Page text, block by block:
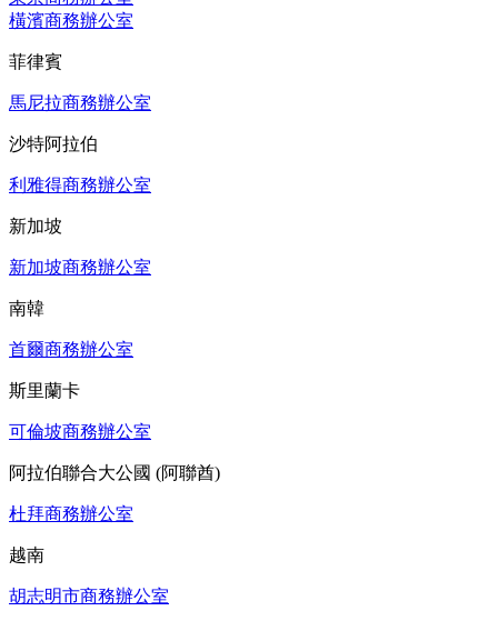
橫濱商務辦公室
菲律賓
馬尼拉商務辦公室
沙特阿拉伯
利雅得商務辦公室
新加坡
新加坡商務辦公室
南韓
首爾商務辦公室
斯里蘭卡
可倫坡商務辦公室
阿拉伯聯合大公國 (阿聯酋)
杜拜商務辦公室
越南
胡志明市商務辦公室